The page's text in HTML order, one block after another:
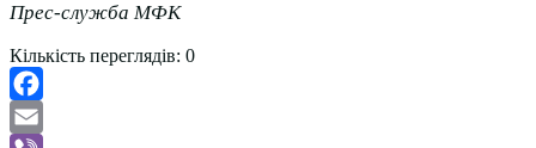
Прес-служба МФК
Кількість переглядів: 0
Facebook